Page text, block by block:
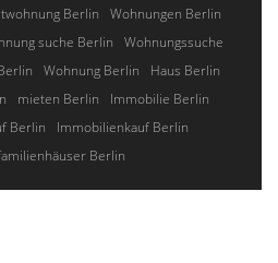
Berlin
Wohnungen Berlin
suche Berlin
Wohnungssuche
Wohnung Berlin
Haus Berlin
mieten Berlin
Immobilie Berlin
Berlin
Immobilienkauf Berlin
Berlin